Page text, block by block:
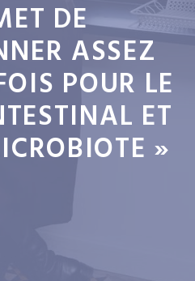
DE
ASSEZ
POUR LE
ET
»